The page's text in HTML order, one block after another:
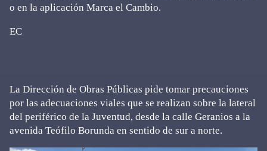
o en la aplicación Marca el Cambio.
EC
La Dirección de Obras Públicas pide tomar precauciones
por las adecuaciones viales que se realizan sobre la lateral
del periférico de la Juventud, desde la calle Geranios a la
avenida Teófilo Borunda en sentido de sur a norte.